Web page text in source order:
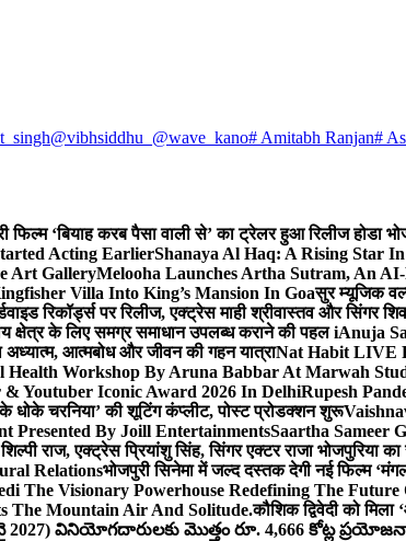
@vibhsiddhu_ @wave_kano# Amitabh Ranjan#
‘बियाह करब पैसा वाली से’ का ट्रेलर हुआ रिलीज होडा
Acting EarlierShanaya Al Haq: A Rising Star
Art GalleryMelooha Launches Artha Sutram, An
Villa Into King’s Mansion In Goaसुर म्यूजिक
रिकॉर्ड्स पर रिलीज, एक्ट्रेस माही श्रीवास्तव और सिंगर
क्षेत्र के लिए समग्र समाधान उपलब्ध कराने की पहल iAnuja
आत्मबोध और जीवन की गहन यात्राNat Habit LIVE
Health Workshop By Aruna Babbar At Marwah
Youtuber Iconic Award 2026 In DelhiRupesh
के धोके चरनिया’ की शूटिंग कंप्लीट, पोस्ट प्रोडक्शन शुरू
Presented By Joill EntertainmentsSaartha Sameer
राज, एक्ट्रेस प्रियांशु सिंह, सिंगर एक्टर राजा भोजपुरिया
Relationsभोजपुरी सिनेमा में जल्द दस्तक देगी नई फिल्म
The Visionary Powerhouse Redefining The
The Mountain Air And Solitude.कौशिक द्विवेदी को
2027) వినియోగదారులకు మొత్తం రూ. 4,666 కోట్ల